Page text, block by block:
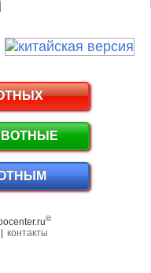
©
контакты